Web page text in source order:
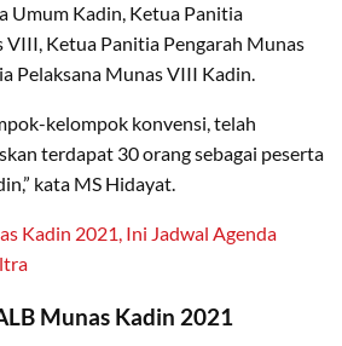
Umum Kadin, Ketua Panitia
VIII, Ketua Panitia Pengarah Munas
Pelaksana Munas VIII Kadin.
kelompok konvensi, telah
terdapat 30 orang sebagai peserta
kata MS Hidayat.
Kadin 2021, Ini Jadwal Agenda
Munas Kadin 2021